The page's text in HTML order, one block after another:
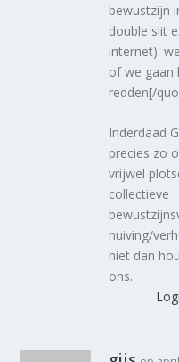
bewustzijn
double slit
internet).
of we gaan
redden[/
Inderdaad
precies zo
vrijwel
collectieve
huiving/
niet dan
ons.